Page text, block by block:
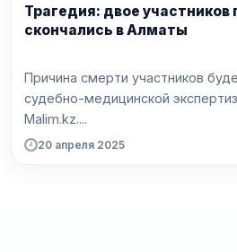
Трагедия: двое
скончались в Алматы
Причина смерти участников
судебно-медицинской
Malim.kz....
20 апреля 2025